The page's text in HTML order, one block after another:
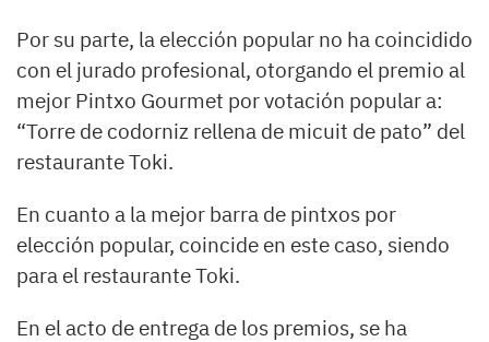
Por su parte, la elección popular no ha coincidido
con el jurado profesional, otorgando el premio al
mejor Pintxo Gourmet por votación popular a:
“Torre de codorniz rellena de micuit de pato” del
restaurante Toki.
En cuanto a la mejor barra de pintxos por
elección popular, coincide en este caso, siendo
para el restaurante Toki.
En el acto de entrega de los premios, se ha